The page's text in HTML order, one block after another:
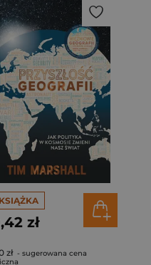
KSIĄŻKA
zł
zł - sugerowana cena